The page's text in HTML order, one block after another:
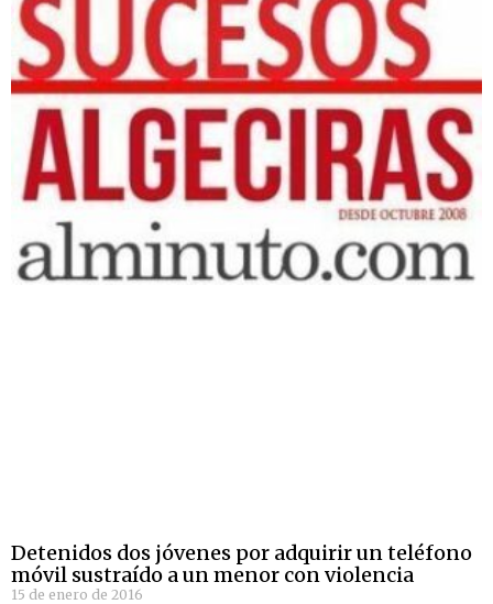
Detenidos dos jóvenes por adquirir un teléfono
móvil sustraído a un menor con violencia
15 de enero de 2016